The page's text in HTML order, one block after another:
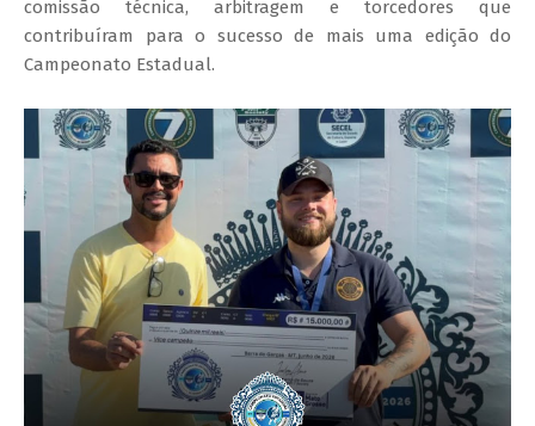
comissão técnica, arbitragem e torcedores que
contribuíram para o sucesso de mais uma edição do
Campeonato Estadual.